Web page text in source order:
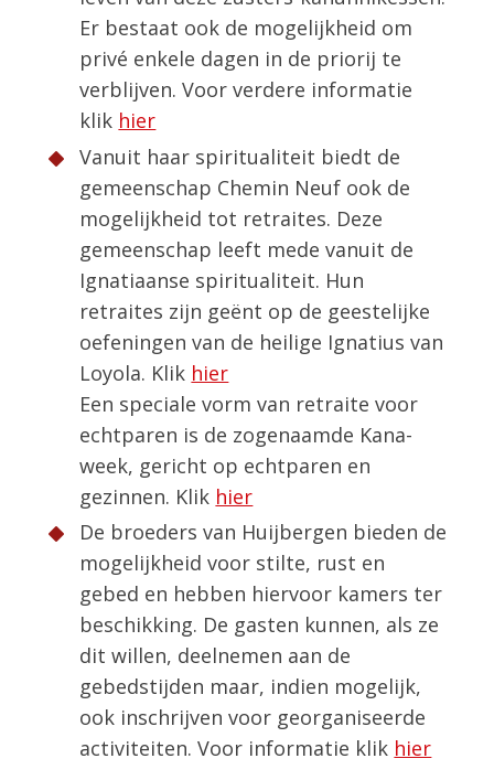
Er bestaat ook de mogelijkheid om
privé enkele dagen in de priorij te
verblijven. Voor verdere informatie
klik hier
Vanuit haar spiritualiteit biedt de
gemeenschap Chemin Neuf ook de
mogelijkheid tot retraites. Deze
gemeenschap leeft mede vanuit de
Ignatiaanse spiritualiteit. Hun
retraites zijn geënt op de geestelijke
oefeningen van de heilige Ignatius van
Loyola. Klik hier
Een speciale vorm van retraite voor
echtparen is de zogenaamde Kana-
week, gericht op echtparen en
gezinnen. Klik hier
De broeders van Huijbergen bieden de
mogelijkheid voor stilte, rust en
gebed en hebben hiervoor kamers ter
beschikking. De gasten kunnen, als ze
dit willen, deelnemen aan de
gebedstijden maar, indien mogelijk,
ook inschrijven voor georganiseerde
activiteiten. Voor informatie klik hier